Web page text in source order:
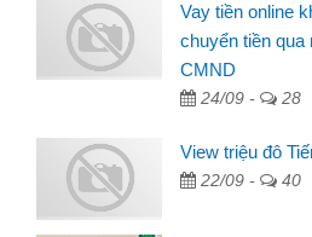
Vay tiền online
chuyển tiền qua
CMND
24/09 - 28
View triệu đô
22/09 - 40